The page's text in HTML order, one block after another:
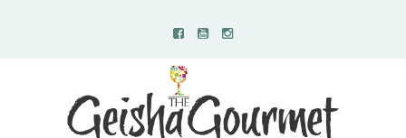
Geisha Gourmet